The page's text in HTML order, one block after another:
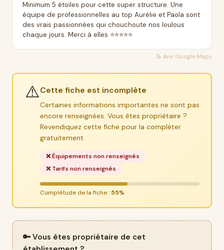
Minimum 5 étoiles pour cette super structure. Une
équipe de professionnelles au top Aurélie et Paola sont
des vrais passionnées qui chouchoute nos loulous
chaque jours. Merci à elles ⭐️⭐️⭐️⭐️⭐️
📝 Avis Google Maps
⚠️Cette fiche est incomplète
Certaines informations importantes ne sont pas
encore renseignées. Vous êtes propriétaire ?
Revendiquez cette fiche pour la compléter
gratuitement.
❌ Équipements non renseignés
❌ Tarifs non renseignés
Complétude de la fiche : 55%
🔑 Vous êtes propriétaire de cet